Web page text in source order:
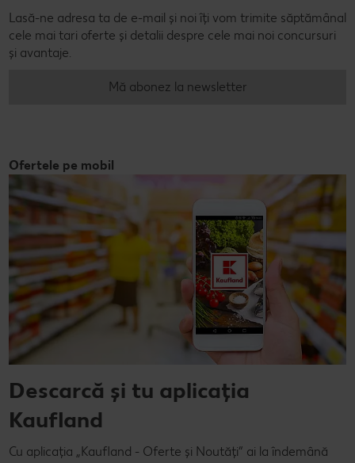
Lasă-ne adresa ta de e-mail și noi îți vom trimite săptămânal
cele mai tari oferte și detalii despre cele mai noi concursuri
și avantaje.
Mă abonez la newsletter
Ofertele pe mobil
Descarcă și tu aplicația
Kaufland
Cu aplicația „Kaufland - Oferte și Noutăți” ai la îndemână